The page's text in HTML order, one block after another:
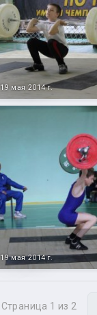
19 мая 2014 г.
19 мая 2014 г.
Страница 1 из 2